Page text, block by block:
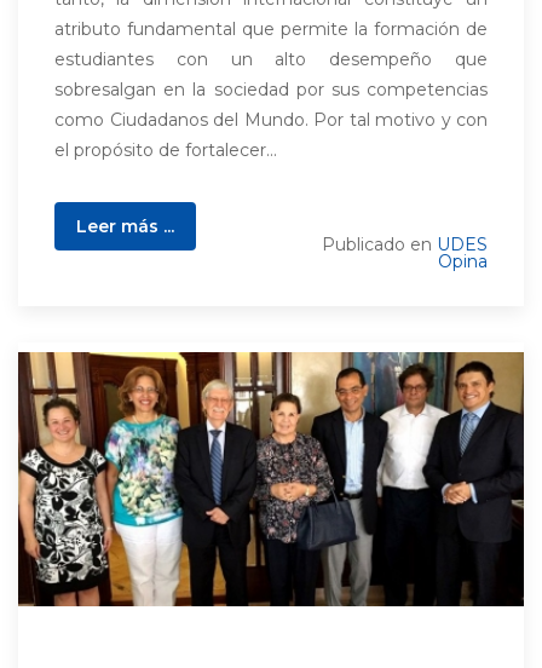
atributo fundamental que permite la formación de
estudiantes con un alto desempeño que
sobresalgan en la sociedad por sus competencias
como Ciudadanos del Mundo. Por tal motivo y con
el propósito de fortalecer...
Leer más ...
Publicado en UDES
Opina